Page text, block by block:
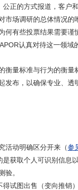
正的方式报道，客户
市场调研的总体情况
有些投票结果需要谨
认真对待这一领
量标准与行为的衡量
发布，以确保专业、
活动明确区分开来（参
获取个人可识别信息
验。
试图出售（变向推销